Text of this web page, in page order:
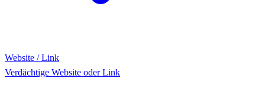
Website / Link
Verdächtige Website oder Link